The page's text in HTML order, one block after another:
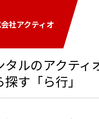
社アクティオ
ルのアクティ
す「ら行」